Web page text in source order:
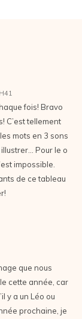
fois! Bravo
C’est tellement
mots en 3 sons
Pour le o
impossible.
de ce tableau
que nous
cette année, car
y a un Léo ou
prochaine, je